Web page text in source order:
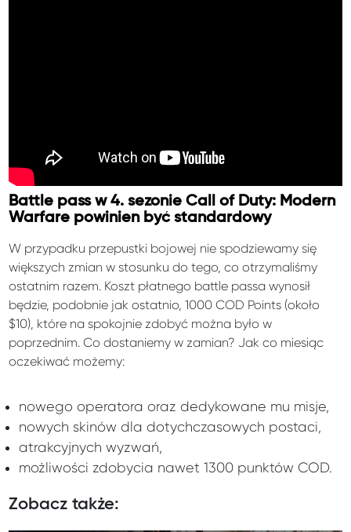
Battle pass w 4. sezonie Call of Duty: Modern
Warfare powinien być standardowy
W przypadku przepustki bojowej nie spodziewamy się
większych zmian w stosunku do tego, co otrzymaliśmy
ostatnim razem. Koszt płatnego battle passa wynosił
będzie, podobnie jak ostatnio, 1000 COD Points (około
$10), które na spokojnie zdobyć można było w
poprzednim. Co dostaniemy w zamian? Jak co miesiąc
oczekiwać możemy:
nowego operatora oraz dedykowane mu misje,
nowych skinów dla dotychczasowych postaci,
atrakcyjnych wyzwań,
możliwości zdobycia nawet 1300 punktów COD.
Zobacz także: